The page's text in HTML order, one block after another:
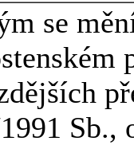
se
Sb.,